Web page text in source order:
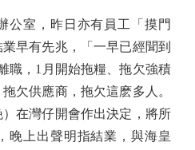
室，昨日亦有員工「摸門
早有先兆，「一早已經聞到
職，1月開始拖糧、拖欠強積
欠供應商，拖欠這麽多人。
在灣仔開會作出決定，將所
晚上出聲明指結業，與海皇